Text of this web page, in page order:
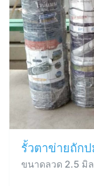
รั้วตาข่ายถัก
ขนาดลวด 2.5 มิล